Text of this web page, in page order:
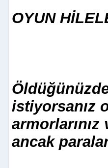
OYUN
istiyorsanız
ancak